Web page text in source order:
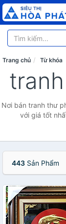
Trang chủ Từ khóa
Nơi bán tranh thư
với giá tốt
443 Sản Phẩm